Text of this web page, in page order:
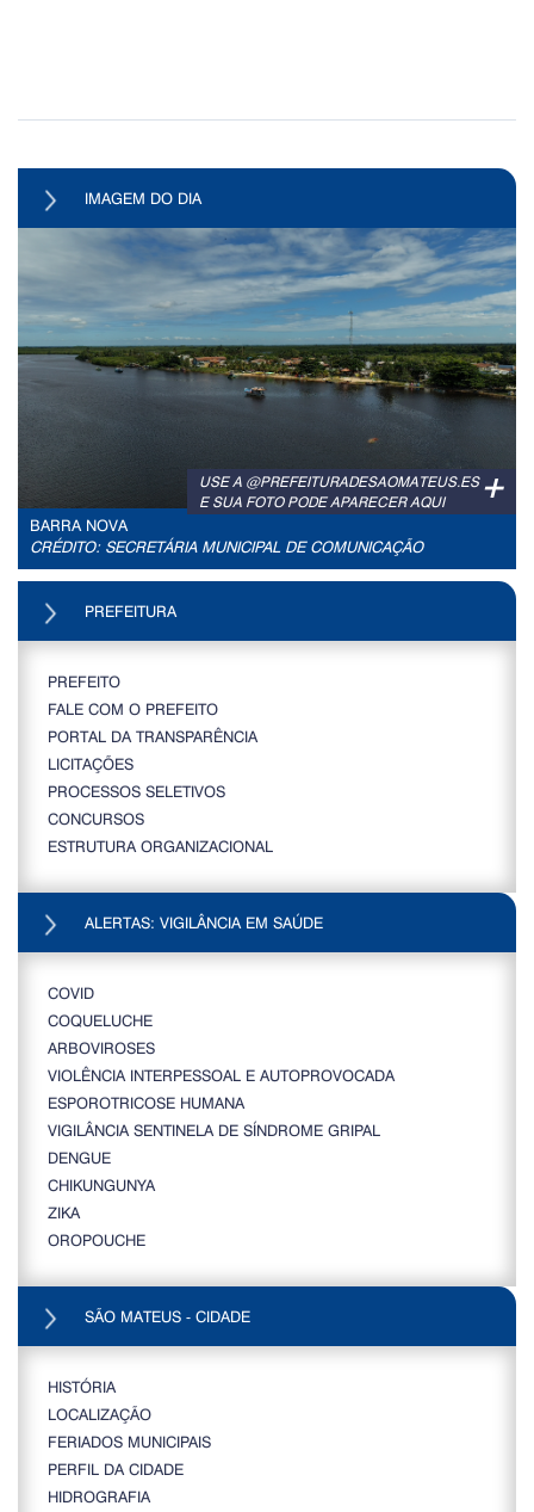
IMAGEM DO DIA
+
USE A @PREFEITURADESAOMATEUS.ES
E SUA FOTO PODE APARECER AQUI
BARRA NOVA
CRÉDITO: SECRETÁRIA MUNICIPAL DE COMUNICAÇÃO
PREFEITURA
PREFEITO
FALE COM O PREFEITO
PORTAL DA TRANSPARÊNCIA
LICITAÇÕES
PROCESSOS SELETIVOS
CONCURSOS
ESTRUTURA ORGANIZACIONAL
ALERTAS: VIGILÂNCIA EM SAÚDE
COVID
COQUELUCHE
ARBOVIROSES
VIOLÊNCIA INTERPESSOAL E AUTOPROVOCADA
ESPOROTRICOSE HUMANA
VIGILÂNCIA SENTINELA DE SÍNDROME GRIPAL
DENGUE
CHIKUNGUNYA
ZIKA
OROPOUCHE
SÃO MATEUS - CIDADE
HISTÓRIA
LOCALIZAÇÃO
FERIADOS MUNICIPAIS
PERFIL DA CIDADE
HIDROGRAFIA